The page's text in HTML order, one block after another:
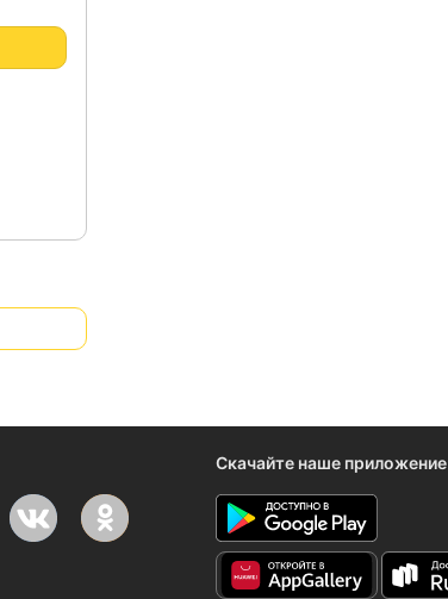
Скачайте наше приложение